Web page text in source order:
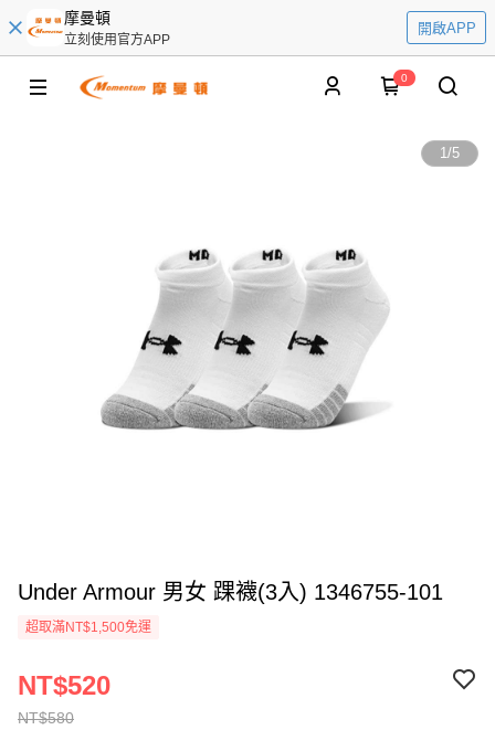
摩曼頓
立刻使用官方APP
開啟APP
0
1/5
Under Armour 男女 踝襪(3入) 1346755-101
超取滿NT$1,500免運
NT$580
NT$520